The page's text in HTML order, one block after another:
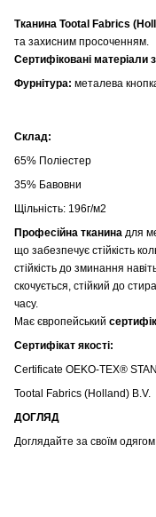
Тканина Tootal Fabrics
та захисним просоченням.
Сертифіковані матеріали
Фурнітура: металева
Склад:
65% Поліестер
35% Бавовни
Щільність: 196г/м2
Професійна тканина для
що забезпечує стійкість
стійкість до зминання
скочується, стійкий до
часу.
Має європейський
Сертифікат якості:
Certificate OEKO-TEX®
Tootal Fabrics (Holland) B.V.
ДОГЛЯД
Доглядайте за своїм